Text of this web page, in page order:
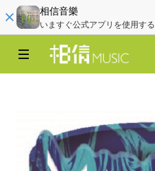
相信音樂
いますぐ公式アプリを使用する